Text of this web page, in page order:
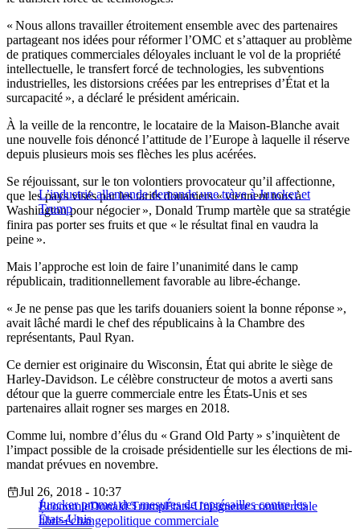
« Nous allons travailler étroitement ensemble avec des partenaires
partageant nos idées pour réformer l’OMC et s’attaquer au problème
de pratiques commerciales déloyales incluant le vol de la propriété
intellectuelle, le transfert forcé de technologies, les subventions
industrielles, les distorsions créées par les entreprises d’État et la
surcapacité », a déclaré le président américain.
À la veille de la rencontre, le locataire de la Maison-Blanche avait
une nouvelle fois dénoncé l’attitude de l’Europe à laquelle il réserve
depuis plusieurs mois ses flèches les plus acérées.
L’industrie allemande demande une trève à Juncker et
Trump
Se réjouissant, sur le ton volontiers provocateur qu’il affectionne,
que les pays visés par les tarifs douaniers « viennent tous à
Washington pour négocier », Donald Trump martèle que sa stratégie
finira pas porter ses fruits et que « le résultat final en vaudra la
peine ».
Mais l’approche est loin de faire l’unanimité dans le camp
républicain, traditionnellement favorable au libre-échange.
« Je ne pense pas que les tarifs douaniers soient la bonne réponse »,
avait lâché mardi le chef des républicains à la Chambre des
représentants, Paul Ryan.
Ce dernier est originaire du Wisconsin, État qui abrite le siège de
Harley-Davidson. Le célèbre constructeur de motos a averti sans
détour que la guerre commerciale entre les États-Unis et ses
partenaires allait rogner ses marges en 2018.
Comme lui, nombre d’élus du « Grand Old Party » s’inquiètent de
l’impact possible de la croisade présidentielle sur les élections de mi-
mandat prévues en novembre.
Juncker promet des mesures de représailles contre les
États-Unis
Jul 26, 2018 - 10:37
ÉconomieDonald TrumpÉtats-Unisguerre commerciale
libre-échangepolitique commerciale